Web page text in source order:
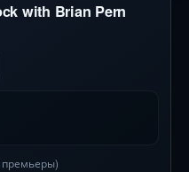
with Brian Pern
премьеры)